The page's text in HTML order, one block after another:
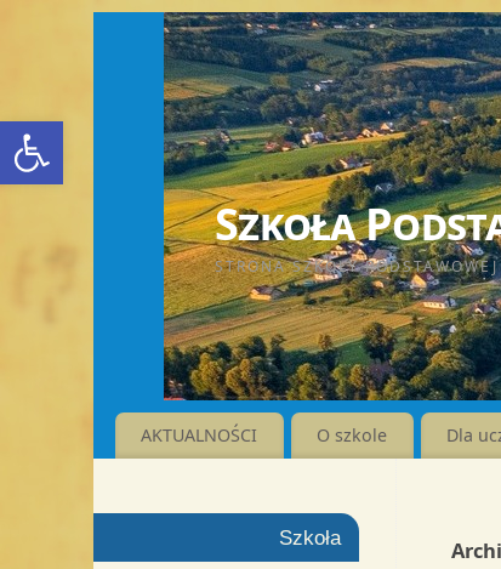
Otwórz pasek narzędzi
Szkoła
STRONA SZKOŁY
AKTUALNOŚCI O szkole Dla
Szkoła